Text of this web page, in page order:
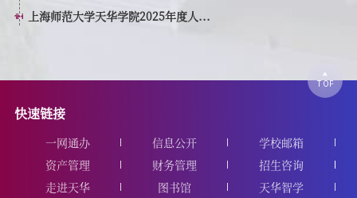
上海师范大学天华学院2025年度人...
快速链接
一网通办 信息公开
学校邮箱
资产管理
财务管理
招生咨询
走进天华
图书馆
天华智学